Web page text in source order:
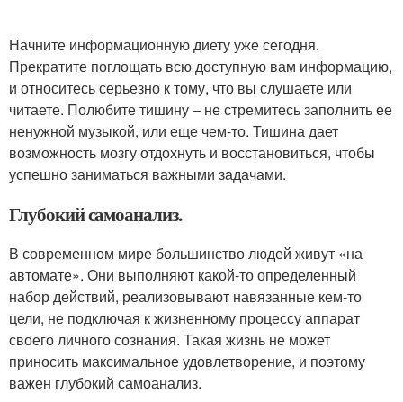
Начните информационную диету уже сегодня.
Прекратите поглощать всю доступную вам информацию,
и относитесь серьезно к тому, что вы слушаете или
читаете. Полюбите тишину – не стремитесь заполнить ее
ненужной музыкой, или еще чем-то. Тишина дает
возможность мозгу отдохнуть и восстановиться, чтобы
успешно заниматься важными задачами.
Глубокий самоанализ.
В современном мире большинство людей живут «на
автомате». Они выполняют какой-то определенный
набор действий, реализовывают навязанные кем-то
цели, не подключая к жизненному процессу аппарат
своего личного сознания. Такая жизнь не может
приносить максимальное удовлетворение, и поэтому
важен глубокий самоанализ.